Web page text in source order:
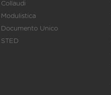
Collaudi
Modulistica
Documento Unico
STED